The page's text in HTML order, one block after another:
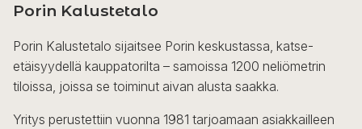
Porin Kalustetalo
Porin Kalustetalo sijaitsee Porin keskustassa, katse-
etäisyydellä kauppatorilta – samoissa 1200 neliömetrin
tiloissa, joissa se toiminut aivan alusta saakka.
Yritys perustettiin vuonna 1981 tarjoamaan asiakkailleen